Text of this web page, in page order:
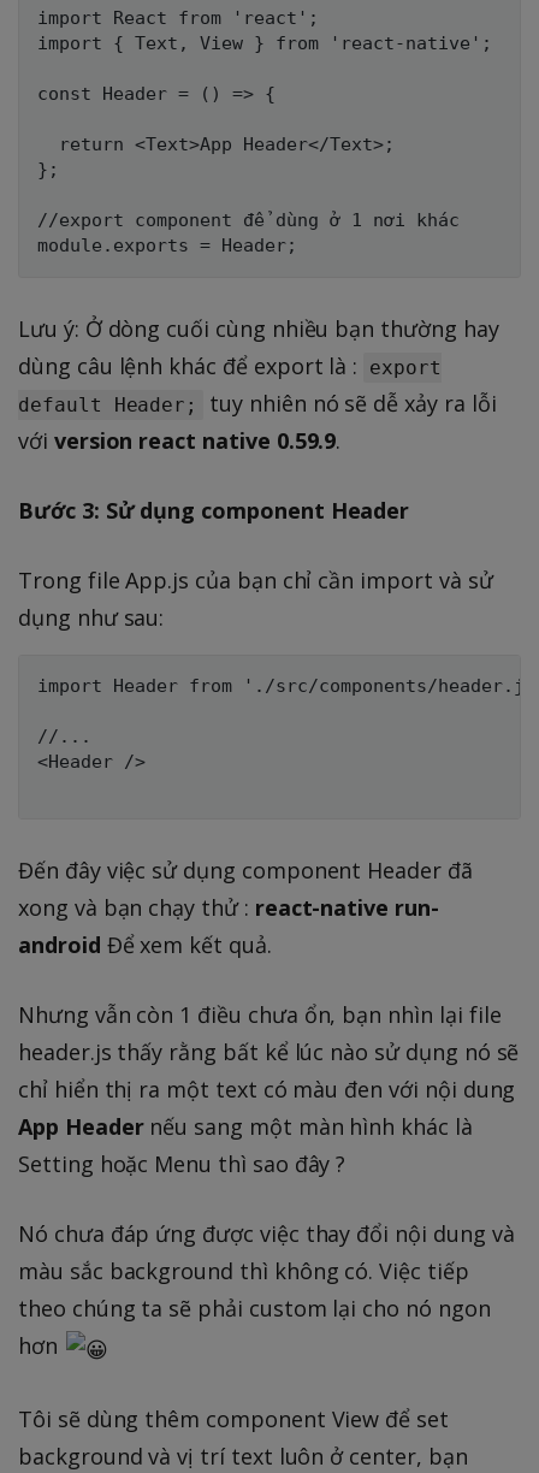
import React from 'react';
import { Text, View } from 'react-native';
const Header = () => {
  return <Text>App Header</Text>;
};
//export component để dùng ở 1 nơi khác
Lưu ý: Ở dòng cuối cùng nhiều bạn thường hay
dùng câu lệnh khác để export là :
export
default Header;
tuy nhiên nó sẽ dễ xảy ra lỗi
với version react native 0.59.9.
Bước 3: Sử dụng component Header
Trong file App.js của bạn chỉ cần import và sử
dụng như sau:
import Header from './src/components/
//...
<Header />
Đến đây việc sử dụng component Header đã
xong và bạn chạy thử : react-native run-
android Để xem kết quả.
Nhưng vẫn còn 1 điều chưa ổn, bạn nhìn lại file
header.js thấy rằng bất kể lúc nào sử dụng nó sẽ
chỉ hiển thị ra một text có màu đen với nội dung
App Headernếu sang một màn hình khác là
Setting hoặc Menu thì sao đây ?
Nó chưa đáp ứng được việc thay đổi nội dung và
màu sắc background thì không có. Việc tiếp
theo chúng ta sẽ phải custom lại cho nó ngon
hơn
Tôi sẽ dùng thêm component View để set
background và vị trí text luôn ở center, bạn